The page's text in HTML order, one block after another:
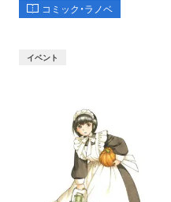
コミック・ラノベ
イベント